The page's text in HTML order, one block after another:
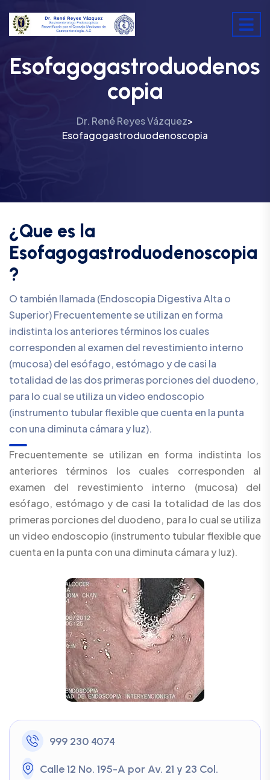
Esofagogastroduodenos
Copia
Dr. René Reyes Vázquez>
Esofagogastroduodenoscopia
999 230 4074
Calle 12 No. 195-A por Av. 21 y 23 Col.
¿Que es la
Esofagogastroduodenoscopia
?
O también llamada (Endoscopia Digestiva Alta o
Superior) Frecuentemente se utilizan en forma
indistinta los anteriores términos los cuales
corresponden al examen del revestimiento interno
(mucosa) del esófago, estómago y de casi la
totalidad de las dos primeras porciones del duodeno,
para lo cual se utiliza un video endoscopio
(instrumento tubular flexible que cuenta en la punta
con una diminuta cámara y luz).
Frecuentemente se utilizan en forma indistinta los
anteriores términos los cuales corresponden al
examen del revestimiento interno (mucosa) del
esófago, estómago y de casi la totalidad de las dos
primeras porciones del duodeno, para lo cual se utiliza
un video endoscopio (instrumento tubular flexible que
cuenta en la punta con una diminuta cámara y luz).